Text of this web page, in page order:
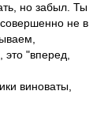
но забыл. Ты
не в
"вперед,
виноваты,